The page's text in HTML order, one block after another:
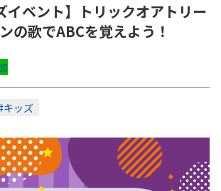
イベント】トリックオアトリー
の歌でABCを覚えよう！
キッズ